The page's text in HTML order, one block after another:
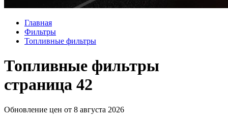
Главная
Фильтры
Топливные фильтры
Топливные фильтры
страница 42
Обновление цен от 8 августа 2026